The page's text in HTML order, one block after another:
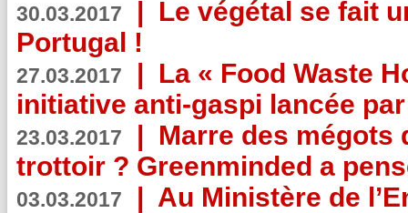
30.03.2017 | Le végétal se fait
Portugal !
27.03.2017 | La « Food Waste
initiative anti-gaspi lancée
23.03.2017 | Marre des mégots
trottoir ? Greenminded a
03.03.2017 | Au Ministère de